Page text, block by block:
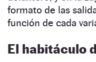
formato de las
función de cada
El habitáculo